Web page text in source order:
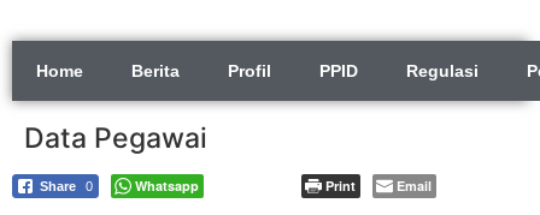
Home Berita Profil PPID Regulasi
Data Pegawai
Share 0 Whatsapp Print Email